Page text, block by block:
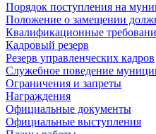
Порядок поступления на
Положение о замещении
Квалификационные
Кадровый резерв
Резерв управленческих кадров
Служебное поведение
Ограничения и запреты
Награждения
Официальные документы
Официальные выступления